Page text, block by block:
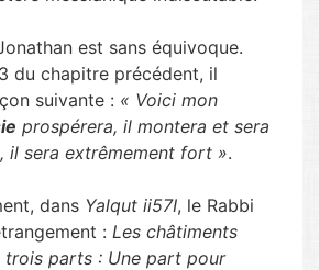
est sans équivoque.
du chapitre précédent, il
suivante : « Voici mon
prospérera, il montera et sera
il sera extrêmement fort ».
dans Yalqut ii57I, le Rabbi
: Les châtiments
trois parts : Une part pour